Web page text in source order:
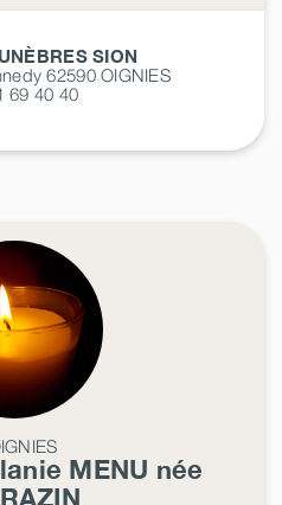
SION
62590OIGNIES
69 40 40
MENU née